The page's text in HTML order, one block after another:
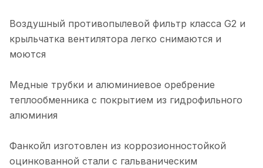
Воздушный противопылевой фильтр класса G2 и
крыльчатка вентилятора легко снимаются и
моются
Медные трубки и алюминиевое оребрение
теплообменника с покрытием из гидрофильного
алюминия
Фанкойл изготовлен из коррозионностойкой
оцинкованной стали с гальваническим